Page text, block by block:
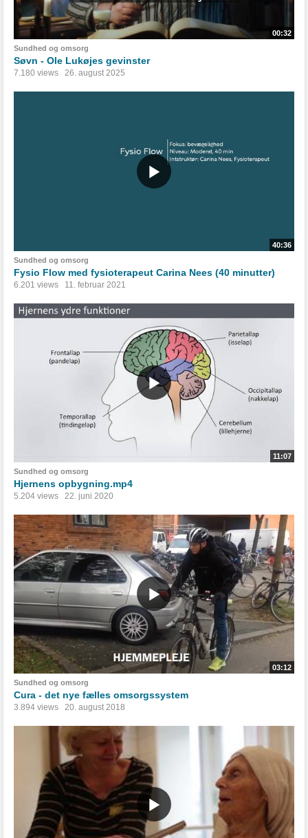
00:32
Sundhed og omsorg
Søvn - Ole Lukøjes gevinster
7.180 views 26. august 2025
40:36
Sundhed og omsorg
Fysio Flow med fysioterapeut Carina Nees (40 minutter)
6.201 views 11. februar 2021
11:07
Sundhed og omsorg
Hjernens opbygning.mp4
5.204 views 22. juni 2020
03:12
Sundhed og omsorg
Cura - det nye fælles omsorgssystem
3.894 views 20. august 2018